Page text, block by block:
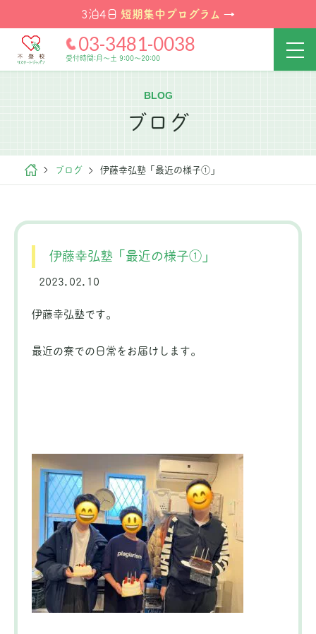
3泊4日 短期集中プログラム →
03-3481-0038
受付時間:月～土 9:00～20:00
BLOG
ブログ
ブログ 伊藤幸弘塾「最近の様子①」
伊藤幸弘塾「最近の様子①」
2023.02.10
伊藤幸弘塾です。
最近の寮での日常をお届けします。